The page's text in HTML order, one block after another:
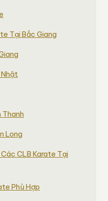
Tại Bắc Giang
Nhật
Thanh
Long
CLB Karate Tại
Phù Hợp